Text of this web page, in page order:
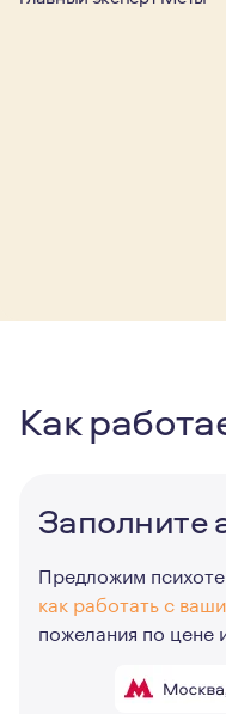
Как
Заполните
Предложим
как работать с
пожелания по